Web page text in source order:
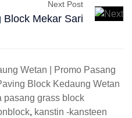
Next Post
Block Mekar Sari
Wetan | Promo Pasang
Block Kedaung Wetan
pasang grass block
, kanstin -kansteen